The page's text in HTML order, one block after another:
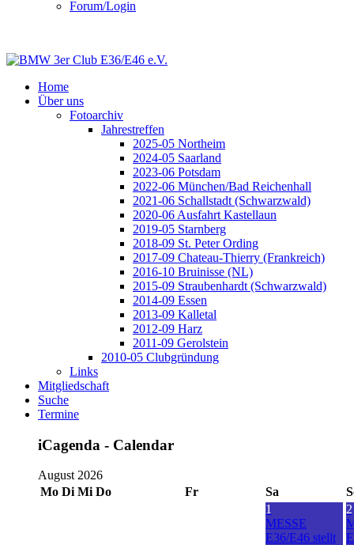
Forum/Login
Home
Über uns
Fotoarchiv
Jahrestreffen
2025-05 Northeim
2024-05 Saarland
2023-06 Potsdam
2022-06 München/Bad Reichenhall
2021-06 Schallstadt (Schwarzwald)
2020-06 Ausfahrt Kastellaun
2019-05 Starnberg
2018-09 St. Peter Ording
2017-09 Chateau-Thierry (Frankreich)
2016-10 Bruinisse (NL)
2015-09 Straubenhardt (Schwarzwald)
2014-09 Essen
2013-09 Kalletal
2012-09 Harz
2011-09 Gerolstein
2010-05 Clubgründung
Links
Mitgliedschaft
Suche
Termine
iCagenda - Calendar
August 2026
Mo Di Mi Do Fr Sa
1
MESSE
E36/E46 stellt
2